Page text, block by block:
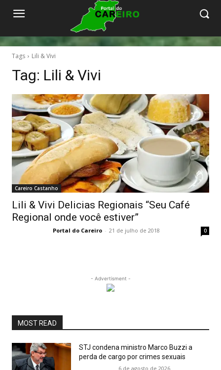
Tags Lili & Vivi
Tag: Lili & Vivi
Careiro Castanho
Lili & Vivi Delicias Regionais “Seu Café
Regional onde você estiver”
Portal do Careiro - 21 de julho de 2018 0
- Advertisment -
MOST READ
STJ condena ministro Marco Buzzi a
perda de cargo por crimes sexuais
6 de agosto de 2026